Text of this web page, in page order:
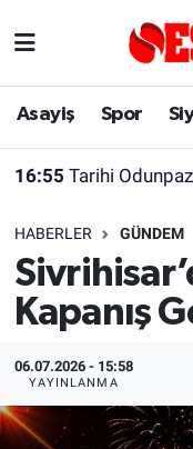
Asayiş Spor
16:55 Tarihi
HABERLER GÜNDEM
Kapanış
06.07.2026 - 15:58
YAYINLANMA
Asayiş
Gündem
Türkiye
Dünya
Sağlık
Yaşam
Eskişehirspor
Eskişehir
Röportaj
Ekonomi
Eskişehir
Süper Lig
Tüm Manşetler
Son Dakika
Haber Arşivi